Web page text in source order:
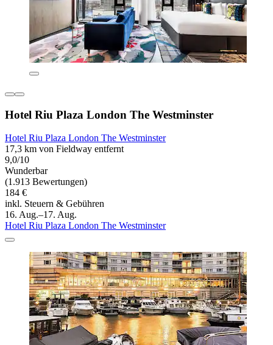
Hotel Riu Plaza London The Westminster
Hotel Riu Plaza London The Westminster
17,3 km von Fieldway entfernt
9,0/10
Wunderbar
(1.913 Bewertungen)
184 €
inkl. Steuern & Gebühren
16. Aug.–17. Aug.
Hotel Riu Plaza London The Westminster